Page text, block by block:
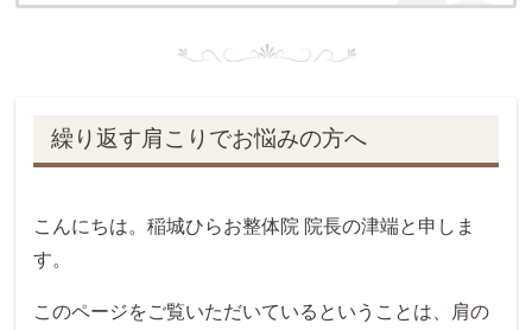
繰り返す肩こりでお悩みの方へ
こんにちは。稲城ひらお整体院 院長の津端と申しま
す。
このページをご覧いただいているということは、肩の